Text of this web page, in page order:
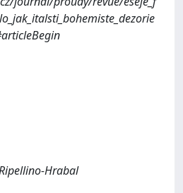
Hrabal